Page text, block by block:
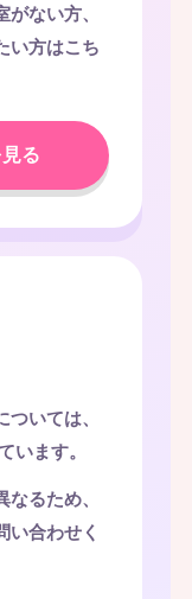
ない方、
い方はこち
る
いては、
います。
るため、
い合わせく